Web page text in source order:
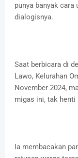
punya banyak
dialogisnya.
Saat berbicara di
Lawo, Kelurahan
November 2024,
migas ini, tak henti
Ia membacakan